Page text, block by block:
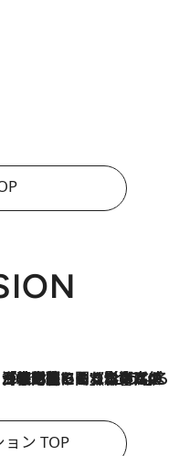
2026.8.3
「住宅建てられない…」「サーチャージ料の高値が続いている」ホルムズ海峡封鎖による影響はいつまで続く？《エネルギー専門家に聞く“どうなる日本の暮らし”》
ョン TOP